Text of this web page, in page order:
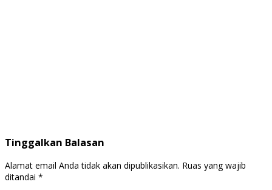
Tinggalkan Balasan
Alamat email Anda tidak akan dipublikasikan. Ruas yang wajib
ditandai *